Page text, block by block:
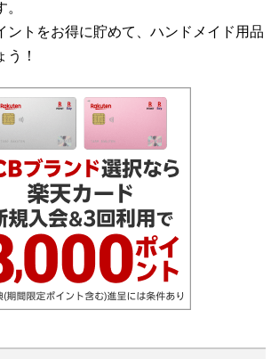
ントをお得に貯めて、ハンドメイド用品
う！